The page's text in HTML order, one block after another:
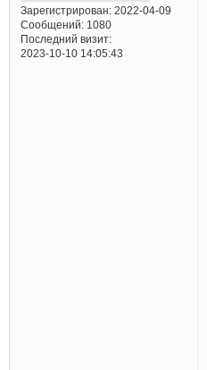
Зарегистрирован: 2022-04-09
Сообщений:1080
Последний визит:
2023-10-10 14:05:43